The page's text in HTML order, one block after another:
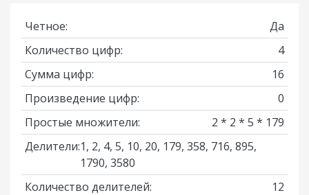
Четное:
Да
Количество цифр:
4
Сумма цифр:
16
Произведение цифр:
0
Простые множители:
2 * 2 * 5 * 179
Делители:1, 2, 4, 5, 10, 20, 179, 358, 716, 895,
1790, 3580
Количество делителей:
12